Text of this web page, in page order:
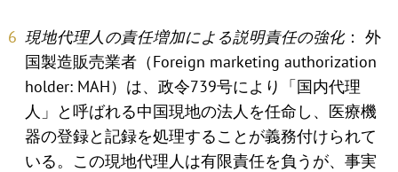
現地代理人の責任増加による説明責任の強化： 外
国製造販売業者（Foreign marketing authorization
holder: MAH）は、政令739号により「国内代理
人」と呼ばれる中国現地の法人を任命し、医療機
器の登録と記録を処理することが義務付けられて
いる。この現地代理人は有限責任を負うが、事実